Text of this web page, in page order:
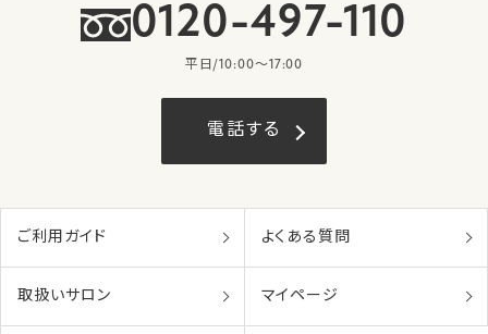
0120-497-110
平日/10:00〜17:00
電話する
ご利用ガイド よくある質問
取扱いサロン マイページ